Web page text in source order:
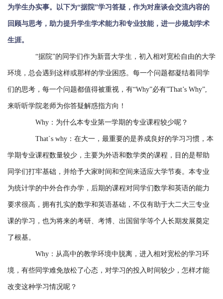
业
流
建
工
下
载
为学生办实事。以下为“据院”学习答疑，作为对座谈会交流内容的
回顾与思考，助力提升学生学术能力和专业技能，进一步规划学术
生涯。
“据院”的同学们作为新晋大学生，初入相对宽松自由的大学
环境，总会遇到这样或那样的学业困惑。每一个问题都凝结着同学
们的思考，每一个问题都值得被重视，有“Why”必有”That’s Why”,
来听听学院老师为你答疑解惑指方向！
Why：为什么本专业第一学期的专业课程较少呢？
That`s why：在大一，最重要的是养成良好的学习习惯，本
学期专业课程数量较少，主要为外语和数学类的课程，目的是帮助
同学们打牢基础，并给予大家时间和空间来适应大学节奏。本专业
为统计学的中外合作办学，后期的课程对同学们数学和英语的能力
要求很高，拥有扎实的数学和英语基础，不仅有助于大二大三专业
课的学习，也为将来的考研、考博、出国留学等个人长期发展奠定
了根基。
Why：从高中的教学环境中脱离，进入相对宽松的学习环
境，有些同学难免放松了心态，对学习的投入时间较少，怎样才能
改变这种学习情况呢？